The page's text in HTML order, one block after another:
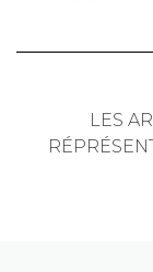
LES